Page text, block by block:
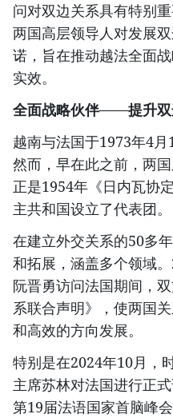
问对双边关系具有特别
两国高层领导人对发展
诺，旨在推动越法全面
实效。
全面战略伙伴——提升双
越南与法国于1973年4月
然而，早在此之前，两
正是1954年《日内瓦协
主共和国设立了代表团。
在建立外交关系的50多
和拓展，涵盖多个领域
阮晋勇访问法国期间，
系联合声明》，使两国
和高效的方向发展。
特别是在2024年10月，
主席苏林对法国进行正
第19届法语国家首脑峰会